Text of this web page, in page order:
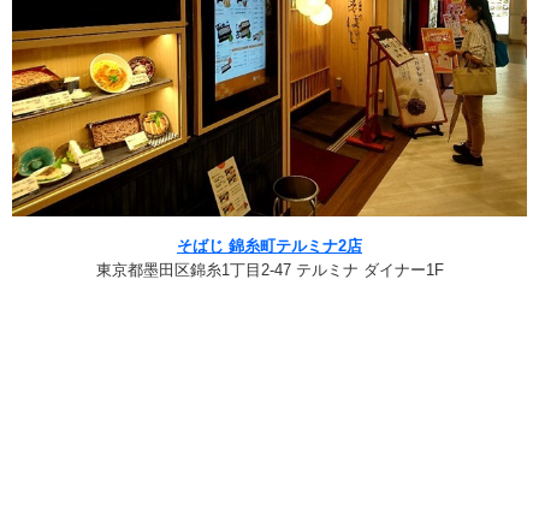
そばじ 錦糸町テルミナ2店
東京都墨田区錦糸1丁目2-47 テルミナ ダイナー1F